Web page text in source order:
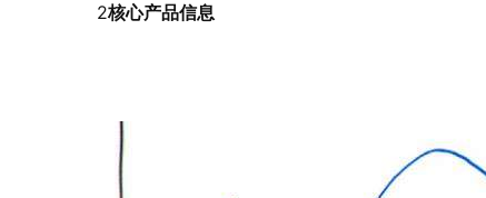
2核心产品信息